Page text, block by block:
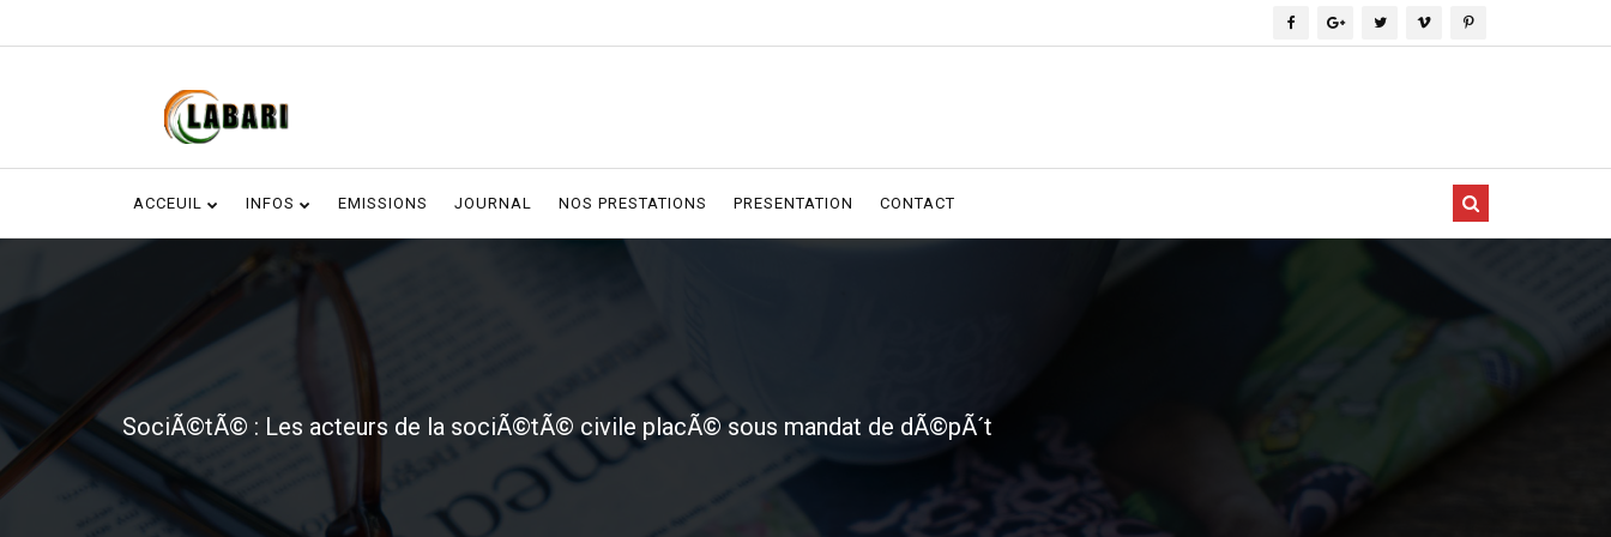
ACCEUIL INFOS EMISSIONS JOURNAL NOS PRESTATIONS PRESENTATION CONTACT
SociÃ©tÃ© : Les acteurs de la sociÃ©tÃ© civile placÃ© sous mandat de dÃ©pÃ´t